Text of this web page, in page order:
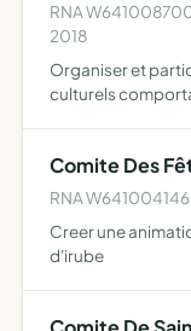
RNA
2018
Organiser et
culturels
Comite Des
RNA W641004146
Creer une
d'irube